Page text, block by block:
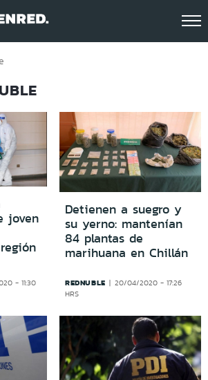
al contenido
joven
- 11:30
Detienen a suegro y
su yerno: mantenían
84 plantas de
marihuana en Chillán
REDNUBLE
20/04/2020 - 17:26
HRS